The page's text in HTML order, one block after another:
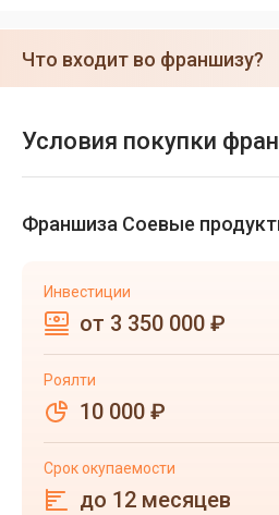
Что входит во франшизу?
Условия покупки
Франшиза Соевые
Инвестиции
от 3 350 000 ₽
Роялти
10 000 ₽
Срок окупаемости
до 12 месяцев